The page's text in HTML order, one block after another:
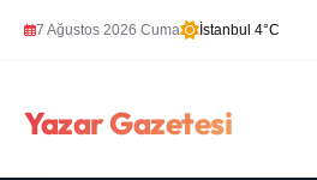
7 Ağustos 2026 Cuma İstanbul 4°C
Yazar Gazetesi